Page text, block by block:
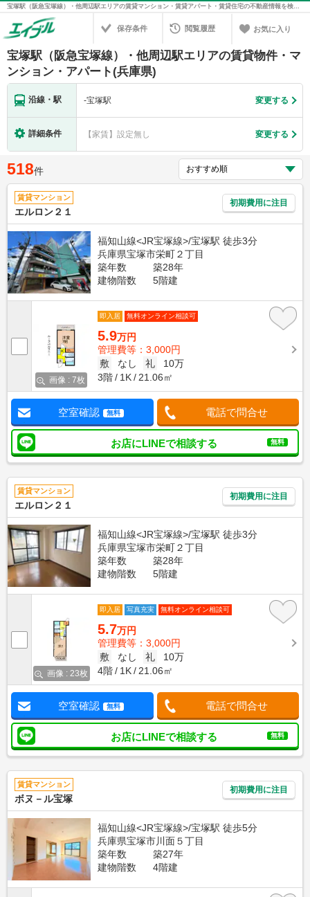
宝塚駅（阪急宝塚線）・他周辺駅エリアの賃貸マンション・賃貸アパート・賃貸住宅の不動産情報を検索！不動産賃貸の物件探しは、お部屋探しのエイブル
保存条件 閲覧履歴 お気に入り
宝塚駅（阪急宝塚線）・他周辺駅エリアの賃貸物件・マ
ンション・アパート(兵庫県)
沿線・駅 -宝塚駅 変更する
詳細条件 【家賃】設定無し 変更する
518件
賃貸マンション
エルロン２１
初期費用に注目
福知山線<JR宝塚線>/宝塚駅 徒歩3分
兵庫県宝塚市栄町２丁目
築年数
築28年
建物階数
5階建
画像 : 7枚
即入居 無料オンライン相談可
5.9万円
管理費等：3,000円
敷
なし 礼
10万
3階
1K 21.06㎡
空室確認 無料 電話で問合せ
お店にLINEで相談する 無料
賃貸マンション
エルロン２１
初期費用に注目
福知山線<JR宝塚線>/宝塚駅 徒歩3分
兵庫県宝塚市栄町２丁目
築年数
築28年
建物階数
5階建
画像 : 23枚
即入居 写真充実 無料オンライン相談可
5.7万円
管理費等：3,000円
敷
なし 礼
10万
4階
1K 21.06㎡
空室確認 無料 電話で問合せ
お店にLINEで相談する 無料
賃貸マンション
ボヌ－ル宝塚
初期費用に注目
福知山線<JR宝塚線>/宝塚駅 徒歩5分
兵庫県宝塚市川面５丁目
築年数
築27年
建物階数
4階建